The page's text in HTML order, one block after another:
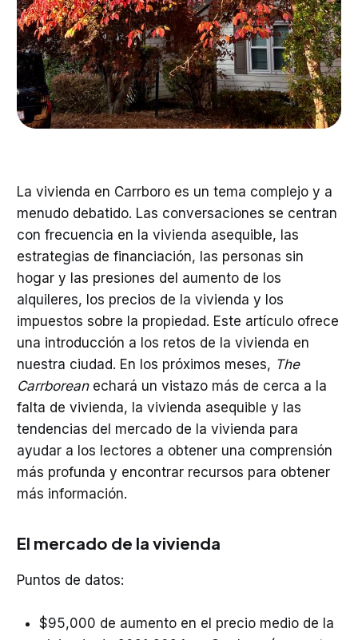
La vivienda en Carrboro es un tema complejo y a
menudo debatido. Las conversaciones se centran
con frecuencia en la vivienda asequible, las
estrategias de financiación, las personas sin
hogar y las presiones del aumento de los
alquileres, los precios de la vivienda y los
impuestos sobre la propiedad. Este artículo ofrece
una introducción a los retos de la vivienda en
nuestra ciudad. En los próximos meses, The
Carrboreanechará un vistazo más de cerca a la
falta de vivienda, la vivienda asequible y las
tendencias del mercado de la vivienda para
ayudar a los lectores a obtener una comprensión
más profunda y encontrar recursos para obtener
más información.
El mercado de la vivienda
Puntos de datos:
$95,000 de aumento en el precio medio de la